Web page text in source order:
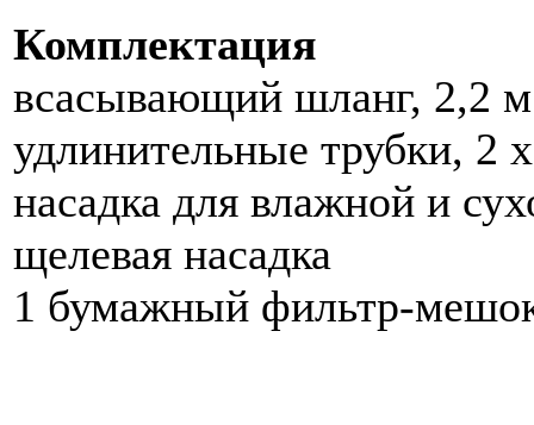
Комплектация
всасывающий шланг, 2,2 м
удлинительные трубки, 2
насадка для влажной и
щелевая насадка
1 бумажный фильтр-